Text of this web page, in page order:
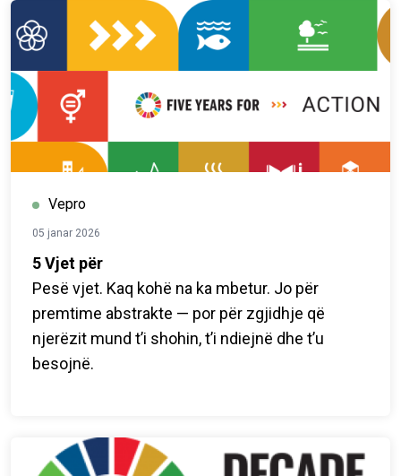
Vepro
05 janar 2026
5 Vjet për
Pesë vjet. Kaq kohë na ka mbetur. Jo për
premtime abstrakte — por për zgjidhje që
njerëzit mund t’i shohin, t’i ndiejnë dhe t’u
besojnë.
që shënon sprintin e fundit për arritjen e
Qëllimeve të Zhvillimit të Qëndrueshëm (2026–